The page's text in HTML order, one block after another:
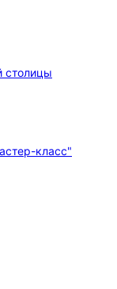
столицы